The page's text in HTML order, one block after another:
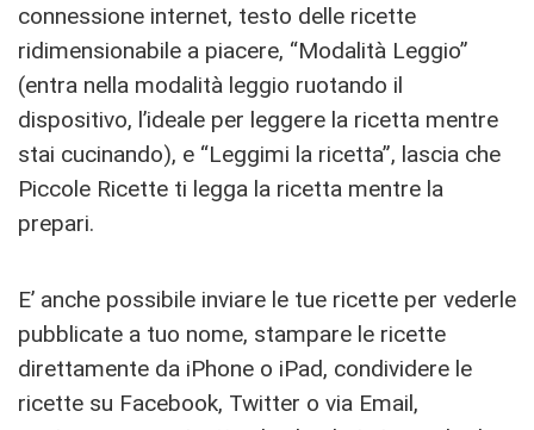
connessione internet, testo delle ricette
ridimensionabile a piacere, “Modalità Leggio”
(entra nella modalità leggio ruotando il
dispositivo, l’ideale per leggere la ricetta mentre
stai cucinando), e “Leggimi la ricetta”, lascia che
Piccole Ricette ti legga la ricetta mentre la
prepari.
E’ anche possibile inviare le tue ricette per vederle
pubblicate a tuo nome, stampare le ricette
direttamente da iPhone o iPad, condividere le
ricette su Facebook, Twitter o via Email,